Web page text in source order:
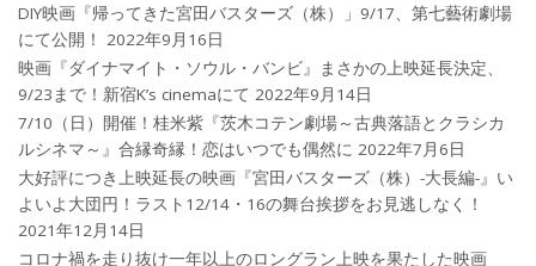
DIY映画『帰ってきた宮田バスターズ（株）」9/17、第七藝術劇場
にて公開！
2022年9月16日
映画『ダイナマイト・ソウル・バンビ』まさかの上映延長決定、
9/23まで！新宿K’s cinemaにて 2022年9月14日
7/10（日）開催！桂米紫『茨木コテン劇場～古典落語とクラシカ
ルシネマ～』合縁奇縁！恋はいつでも偶然に 2022年7月6日
大好評につき上映延長の映画『宮田バスターズ（株）-大長編-』い
よいよ大団円！ラスト12/14・16の舞台挨拶をお見逃しなく！
2021年12月14日
コロナ禍を⾛り抜け⼀年以上のロングラン上映を果たした映画